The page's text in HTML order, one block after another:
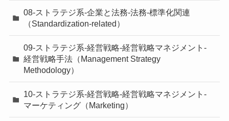
08-ストラテジ系-企業と法務-法務-標準化関連
（Standardization-related）
09-ストラテジ系-経営戦略-経営戦略マネジメント-
経営戦略手法（Management Strategy
Methodology）
10-ストラテジ系-経営戦略-経営戦略マネジメント-
マーケティング（Marketing）